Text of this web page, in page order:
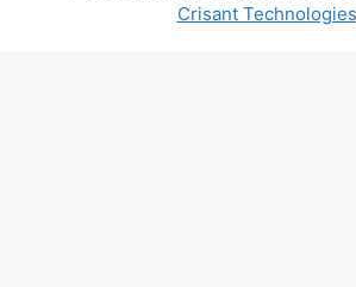
Crisant Technologies